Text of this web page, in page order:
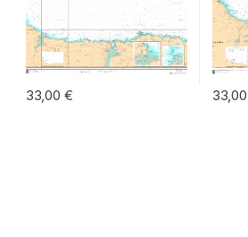
33,00 € 33,00